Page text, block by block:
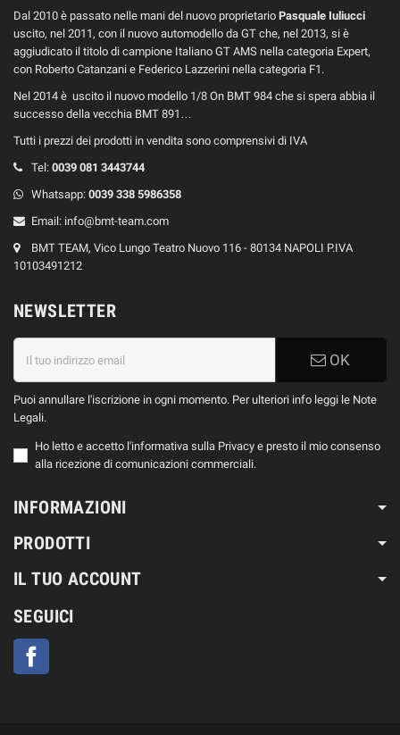
Dal 2010 è passato nelle mani del nuovo proprietario Pasquale Iuliucci
uscito, nel 2011, con il nuovo automodello da GT che, nel 2013, si è
aggiudicato il titolo di campione Italiano GT AMS nella categoria Expert,
con Roberto Catanzani e Federico Lazzerini nella categoria F1.
Nel 2014 è uscito il nuovo modello 1/8 On BMT 984 che si spera abbia il
successo della vecchia BMT 891…
Tutti i prezzi dei prodotti in vendita sono comprensivi di IVA
Tel: 0039 081 3443744
Whatsapp: 0039 338 5986358
Email: info@bmt-team.com
BMT TEAM, Vico Lungo Teatro Nuovo 116 - 80134 NAPOLI P.IVA
10103491212
NEWSLETTER
OK
Puoi annullare l'iscrizione in ogni momento. Per ulteriori info leggi le Note
Legali.
Ho letto e accetto l'informativa sulla Privacy e presto il mio consenso
alla ricezione di comunicazioni commerciali.
INFORMAZIONI
PRODOTTI
IL TUO ACCOUNT
SEGUICI